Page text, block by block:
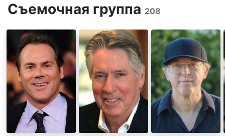
Съемочная группа 208